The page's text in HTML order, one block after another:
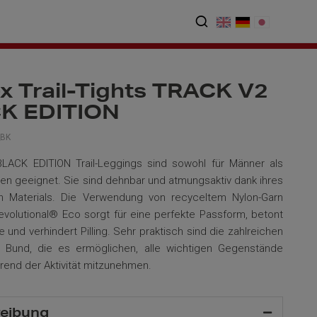
Trail-Tights TRACK V2
EDITION
EDITION Trail-Leggings sind sowohl für Männer als
geeignet. Sie sind dehnbar und atmungsaktiv dank ihres
Materials. Die Verwendung von recyceltem Nylon-Garn
Eco sorgt für eine perfekte Passform, betont
und verhindert Pilling. Sehr praktisch sind die zahlreichen
Bund, die es ermöglichen, alle wichtigen Gegenstände
der Aktivität mitzunehmen.